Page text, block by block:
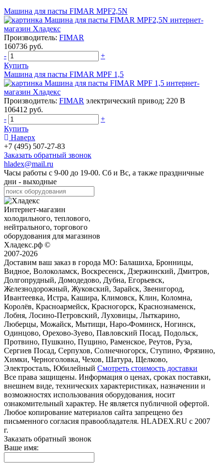
Машина для пасты FIMAR MPF2,5N
Производитель: FIMAR
160736 руб.
-
+
Купить
Машина для пасты FIMAR MPF 1,5
Производитель: FIMAR электрический привод; 220 В
106412 руб.
-
+
Купить
Наверх
+7 (495) 507-27-83
Заказать обратный звонок
hladex@mail.ru
Часы работы с 9-00 до 19-00. Сб и Вс, а также праздничные
дни - выходные
Интернет-магазин
холодильного, теплового,
нейтрального, торгового
оборудования для магазинов
Хладекс.рф ©
2007-2026
Доставим ваш заказ в города МО: Балашиха, Бронницы,
Видное, Волоколамск, Воскресенск, Дзержинский, Дмитров,
Долгопрудный, Домодедово, Дубна, Егорьевск,
Железнодорожный, Жуковский, Зарайск, Звенигород,
Ивантеевка, Истра, Кашира, Климовск, Клин, Коломна,
Королёв, Красноармейск, Красногорск, Краснознаменск,
Лобня, Лосино-Петровский, Луховицы, Лыткарино,
Люберцы, Можайск, Мытищи, Наро-Фоминск, Ногинск,
Одинцово, Орехово-Зуево, Павловский Посад, Подольск,
Протвино, Пушкино, Пущино, Раменское, Реутов, Руза,
Сергиев Посад, Серпухов, Солнечногорск, Ступино, Фрязино,
Химки, Черноголовка, Чехов, Шатура, Щелково,
Электросталь, Юбилейный Смотреть стоимость доставки
Все права защищены. Информация о ценах, сроках поставки,
внешнем виде, технических характеристиках, назначении и
возможностях использования оборудования, носит
ознакомительный характер. Не является публичной офертой.
Любое копирование материалов сайта запрещено без
письменного согласия правообладателя. HLADEX.RU c 2007
г.
Заказать обратный звонок
Ваше имя: